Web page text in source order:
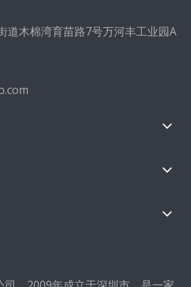
道木棉湾育苗路7号万河丰工业园A